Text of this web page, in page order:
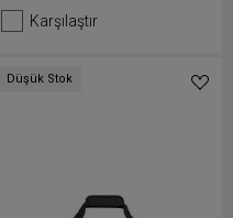
güvende olmalarını
sağlayabIlIrsIn. Bu dayanıklı
kIlItlerIne ve baklava desenlI
Karşılaştır
Düşük Stok